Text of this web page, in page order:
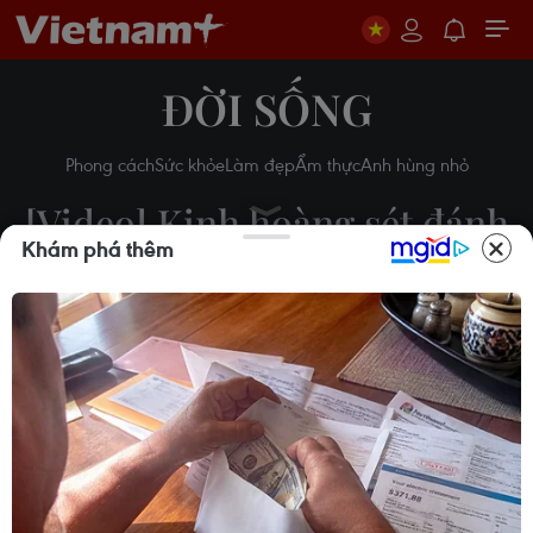
ĐỜI SỐNG
Phong cáchSức khỏeLàm đẹpẨm thựcAnh hùng nhỏ
[Video] Kinh hoàng sét đánh
trúng máy bay như phim
Final Destination
Tiến Đạt
21/08/2015 04:37
Khám phá thêm